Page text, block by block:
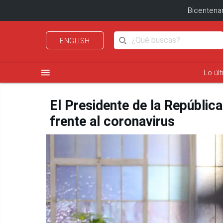
ENGLISH
menu Lo
El Presidente de la
frente al coronavirus